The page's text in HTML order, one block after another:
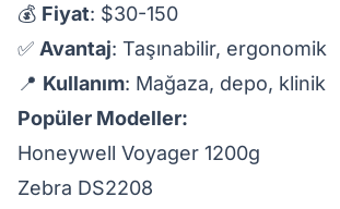
💰 Fiyat: $30-150
✅ Avantaj: Taşınabilir, ergonomik
📍 Kullanım: Mağaza, depo, klinik
Popüler Modeller:
Honeywell Voyager 1200g
Zebra DS2208